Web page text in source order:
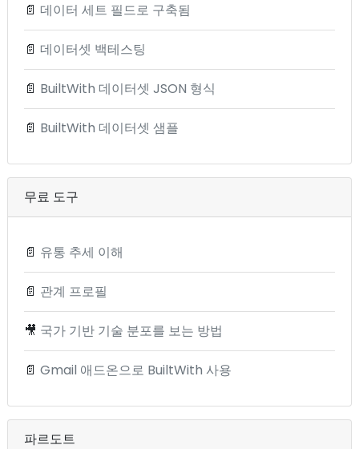
📄 데이터 세트 필드로 구축됨
📄 데이터셋 백테스팅
📄 BuiltWith 데이터셋 JSON 형식
📄 BuiltWith 데이터셋 샘플
무료 도구
📄 유통 추세 이해
📄 관계 프로필
🎥 국가 기반 기술 분포를 보는 방법
📄 Gmail 애드온으로 BuiltWith 사용
파르도트